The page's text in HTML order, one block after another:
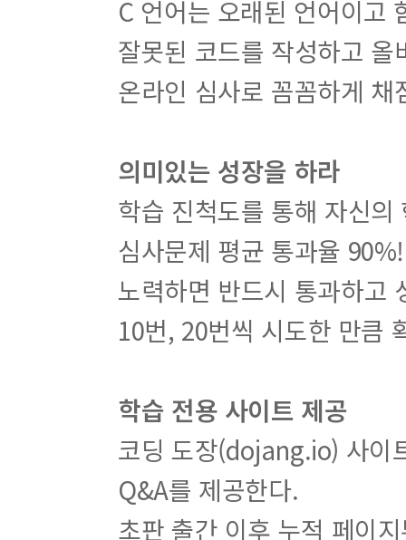
C 언어는 오래된 언어이고
잘못된 코드를 작성하고
온라인 심사로 꼼꼼하게
의미있는 성장을 하라
학습 진척도를 통해 자신
심사문제 평균 통과율
노력하면 반드시 통과하고
10번, 20번씩 시도한 만큼
학습 전용 사이트 제공
코딩 도장(dojang.io) 사이
Q&A를 제공한다.
초판 출간 이후 누적 페이